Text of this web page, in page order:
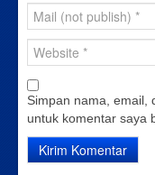
Simpan nama, email,
untuk komentar saya